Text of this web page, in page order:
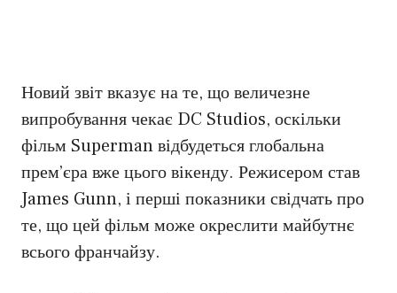
Новий звіт вказує на те, що величезне
випробування чекає DC Studios, оскільки
фільм Superman відбудеться глобальна
прем’єра вже цього вікенду. Режисером став
James Gunn, і перші показники свідчать про
те, що цей фільм може окреслити майбутнє
всього франчайзу.